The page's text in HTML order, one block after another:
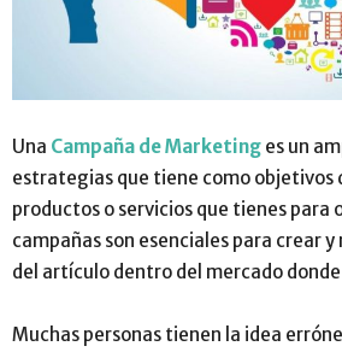
Una Campaña de Marketing es un
estrategias que tiene como objetivos
productos o servicios que tienes para
campañas son esenciales para crear
del artículo dentro del mercado
Muchas personas tienen la idea